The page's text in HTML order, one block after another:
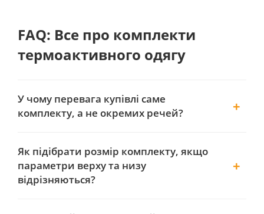
FAQ: Все про комплекти
термоактивного одягу
У чому перевага купівлі саме
комплекту, а не окремих речей?
Як підібрати розмір комплекту, якщо
параметри верху та низу
відрізняються?